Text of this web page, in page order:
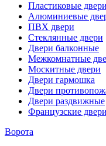
Пластиковые двери
Алюминиевые
ПВХ двери
Стеклянные двери
Двери балконные
Межкомнатные
Москитные двери
Двери гармошка
Двери
Двери раздвижные
Французские двери
Ворота